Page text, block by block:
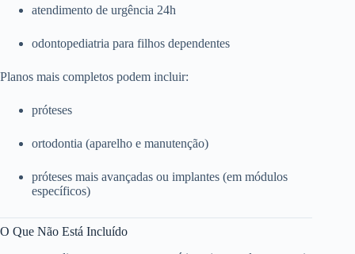
atendimento de urgência 24h
odontopediatria para filhos dependentes
Planos mais completos podem incluir:
próteses
ortodontia (aparelho e manutenção)
próteses mais avançadas ou implantes (em módulos
específicos)
O Que Não Está Incluído